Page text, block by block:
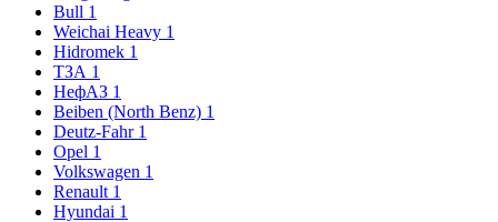
Bull 1
Weichai Heavy 1
Hidromek 1
ТЗА 1
НефАЗ 1
Beiben (North Benz) 1
Deutz-Fahr 1
Opel 1
Volkswagen 1
Renault 1
Hyundai 1